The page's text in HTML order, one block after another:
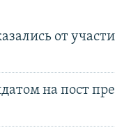
от
на пост